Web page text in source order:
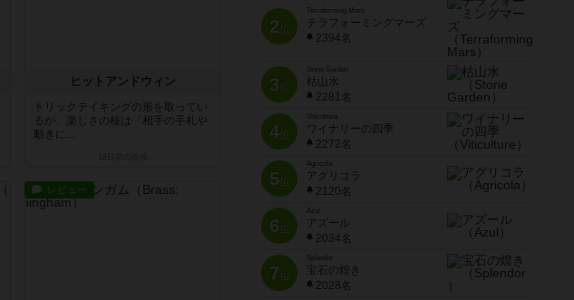
ヒットアンドウィン
トリックテイキングの形を取ってい
るが、楽しさの核は「相手の手札や
動きに...
レビュー
2位
Terraforming Mars
テラフォーミングマーズ
2394名
3位
Stone Garden
枯山水
2281名
4位
Viticulture
ワイナリーの四季
2272名
5位
Agricola
アグリコラ
2120名
6位
Azul
アズール
2034名
7位
宝石の煌き
2028名